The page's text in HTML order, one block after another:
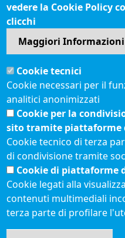
Seguici su
Sito web
Accesso riservato
Mappa del sito
Redazione
Statistiche di accesso
Visite totali al portale:
Menù privacy
Feed RSS
Note legali
vedere la Cookie Policy
clicchi
Maggiori Informazioni
Cookie tecnici
Cookie necessari per il
analitici anonimizzati
Cookie per la
sito tramite piattaforme
Cookie tecnico di terza
di condivisione tramite
Cookie di piattaforme
Cookie legati alla
contenuti multimediali
terza parte di profilare